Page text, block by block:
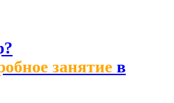
занятие в